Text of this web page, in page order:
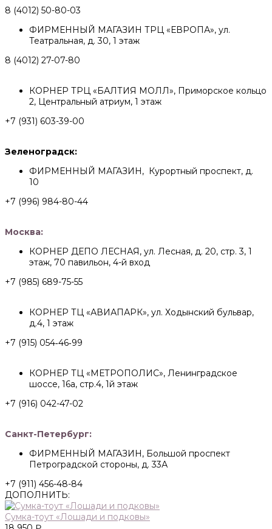
8 (4012) 50-80-03
ФИРМЕННЫЙ МАГАЗИН ТРЦ «ЕВРОПА», ул.
Театральная, д. 30, 1 этаж
8 (4012) 27-07-80
КОРНЕР ТРЦ «БАЛТИЯ МОЛЛ», Приморское кольцо
2, Центральный атриум, 1 этаж
+7 (931) 603-39-00
Зеленоградск:
ФИРМЕННЫЙ МАГАЗИН, Курортный проспект, д.
10
+7 (996) 984-80-44
Москва:
КОРНЕР ДЕПО ЛЕСНАЯ, ул. Лесная, д. 20, стр. 3, 1
этаж, 70 павильон, 4-й вход
+7 (985) 689-75-55
КОРНЕР ТЦ «АВИАПАРК», ул. Ходынский бульвар,
д.4, 1 этаж
+7 (915) 054‑46‑99
КОРНЕР ТЦ «МЕТРОПОЛИС», Ленинградское
шоссе, 16а, стр.4, 1й этаж
+7 (916) 042-47-02
Санкт-Петербург:
ФИРМЕННЫЙ МАГАЗИН, Большой проспект
Петроградской стороны, д. 33А
+7 (911) 456-48-84
ДОПОЛНИТЬ:
Сумка-тоут «Лошади и подковы»